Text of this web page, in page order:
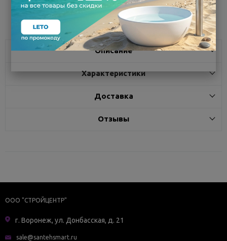
Поделиться
Описание
Характеристики
Доставка
Отзывы
ООО "СТРОЙЦЕНТР"
г. Воронеж, ул. Донбасская, д. 21
sale@santehsmart.ru